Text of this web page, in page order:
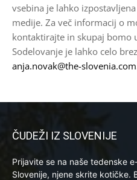
vsebina je lahko
medije. Za več informacij o
kontaktirajte in skupaj bomo
Sodelovanje je lahko celo
anja.novak@the-slovenia.com
ČUDEŽI IZ SLOVENIJE
Prijavite se na naše tedenske
Slovenije, njene skrite kotičke.